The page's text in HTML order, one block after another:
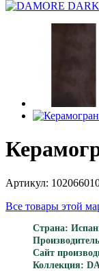
Артикул:
Все товары этой
Страна:
Сайт
Коллекция: